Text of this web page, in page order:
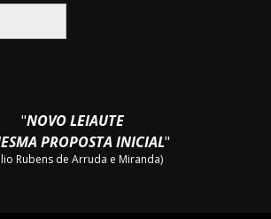
"NOVO LEIAUTE
PROPOSTA INICIAL"
Rubens de Arruda e Miranda)